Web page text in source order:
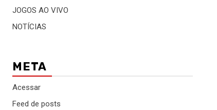
JOGOS AO VIVO
NOTÍCIAS
META
Acessar
Feed de posts